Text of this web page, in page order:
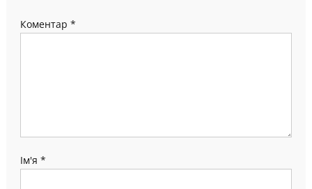
Коментар *
Ім'я *